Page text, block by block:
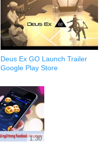
Deus Ex GO Launch Trailer
Google Play Store
1:30